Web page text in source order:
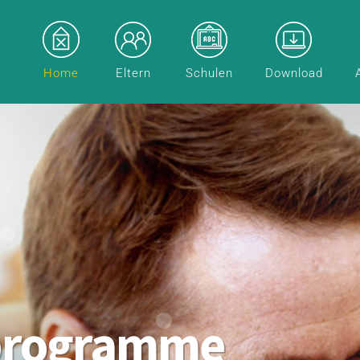
Home Eltern Schulen Download